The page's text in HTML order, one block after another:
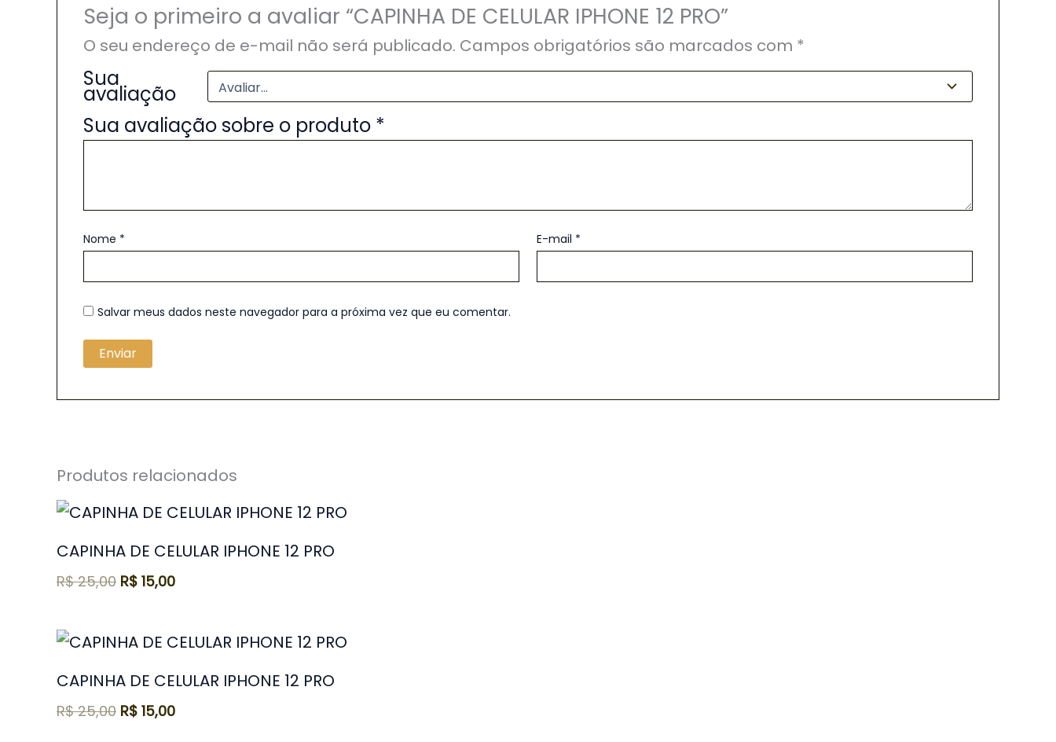
Seja o primeiro a avaliar “CAPINHA DE CELULAR IPHONE 12 PRO”
O seu endereço de e-mail não será publicado. Campos obrigatórios são marcados com *
Sua
avaliação
Sua avaliação sobre o produto *
Nome * E-mail *
Salvar meus dados neste navegador para a próxima vez que eu comentar.
Produtos relacionados
CAPINHA DE CELULAR IPHONE 12 PRO
R$25,00 R$ 15,00
CAPINHA DE CELULAR IPHONE 12 PRO
R$25,00 R$ 15,00